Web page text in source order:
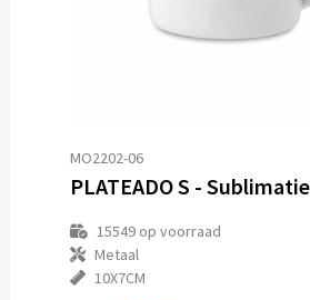
MO2202-06
15549op voorraad
Metaal
10X7CM